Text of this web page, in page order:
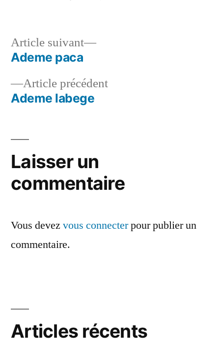
Navigation
deArticle précédentArticle
Ademe labege
Article suivant
Article
Ademe paca
Laisser un
commentaire
Vous devez vous connecterpour publier un
commentaire.
Articles récents